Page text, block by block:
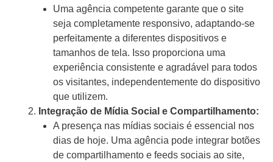
Uma agência competente garante que o site
seja completamente responsivo, adaptando-se
perfeitamente a diferentes dispositivos e
tamanhos de tela. Isso proporciona uma
experiência consistente e agradável para todos
os visitantes, independentemente do dispositivo
que utilizem.
Integração de Mídia Social e Compartilhamento:
A presença nas mídias sociais é essencial nos
dias de hoje. Uma agência pode integrar botões
de compartilhamento e feeds sociais ao site,